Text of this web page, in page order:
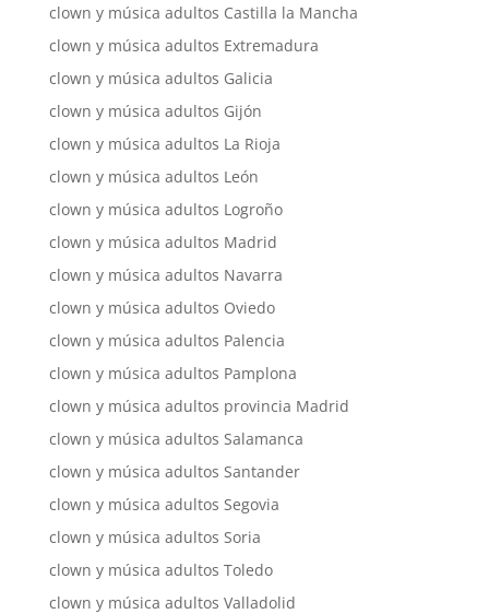
clown y música adultos Castilla la Mancha
clown y música adultos Extremadura
clown y música adultos Galicia
clown y música adultos Gijón
clown y música adultos La Rioja
clown y música adultos León
clown y música adultos Logroño
clown y música adultos Madrid
clown y música adultos Navarra
clown y música adultos Oviedo
clown y música adultos Palencia
clown y música adultos Pamplona
clown y música adultos provincia Madrid
clown y música adultos Salamanca
clown y música adultos Santander
clown y música adultos Segovia
clown y música adultos Soria
clown y música adultos Toledo
clown y música adultos Valladolid